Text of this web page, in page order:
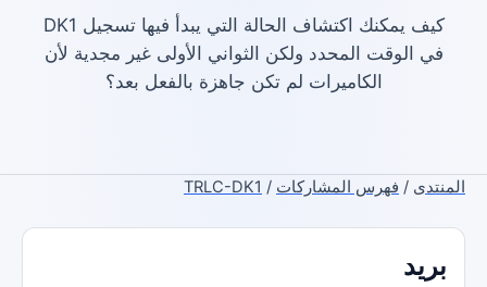
كيف يمكنك اكتشاف الحالة التي يبدأ فيها تسجيل DK1
في الوقت المحدد ولكن الثواني الأولى غير مجدية لأن
الكاميرات لم تكن جاهزة بالفعل بعد؟
المنتدى / فهرس المشاركات /
TRLC-DK1
بريد